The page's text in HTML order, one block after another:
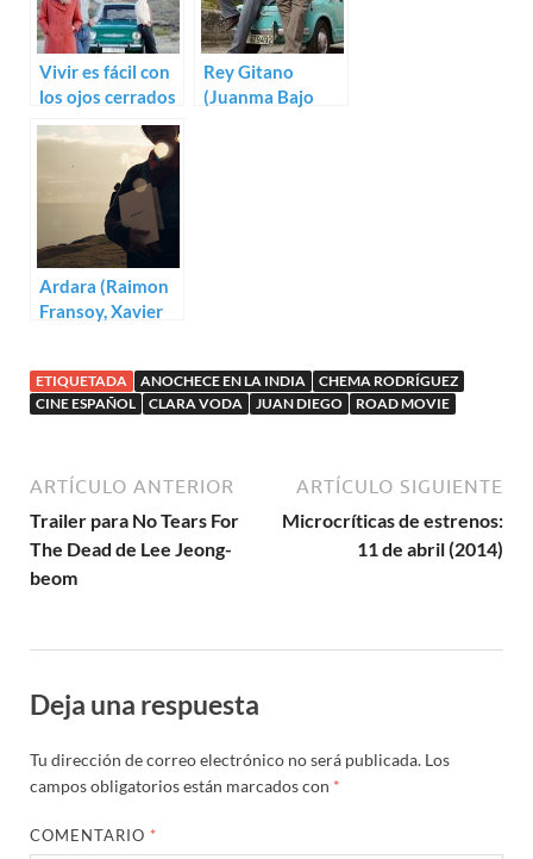
Vivir es fácil con
los ojos cerrados
(David Trueba)
Rey Gitano
(Juanma Bajo
Ardara (Raimon
Fransoy, Xavier
ETIQUETADA ANOCHECE EN LA INDIA
CHEMA RODRÍGUEZ
CINE ESPAÑOL
CLARA VODA JUAN DIEGO ROAD MOVIE
ARTÍCULO ANTERIOR
Trailer para No Tears For
The Dead de Lee Jeong-
beom
ARTÍCULO SIGUIENTE
Microcríticas de estrenos:
11 de abril (2014)
Deja una respuesta
Tu dirección de correo electrónico no será publicada. Los
campos obligatorios están marcados con *
COMENTARIO *